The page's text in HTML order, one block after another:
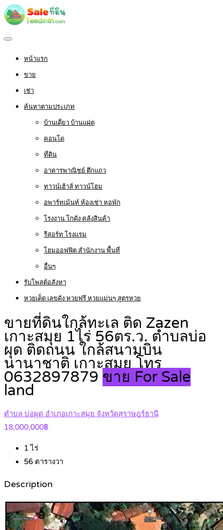
หน้าแรก
ขาย
เช่า
ค้นหาตามประเภท
บ้านเดี่ยว บ้านแฝด
คอนโด
ที่ดิน
อาคารพาณิชย์ ตึกแถว
ทาวน์เฮ้าส์ ทาวน์โฮม
อพาร์ทเม้นท์ ห้องเช่า หอพัก
โรงงาน โกดัง คลังสินค้า
รีสอร์ท โรงแรม
โฮมออฟฟิต สำนักงาน พื้นที่
อื่นๆ
รับโพสต์อสังหา
หวยเด็ด เลขดัง หวยฟรี หวยแม่นๆ สูตรหวย
ขายที่ดินใกล้ทะเล ติด Zazen
เกาะสมุย 1ไร่ 56ตร.ว. ตำบลบ่อ
ผุด ติดถนน ใกล้สนามบิน
นานาชาติ เกาะสมุย โทร
0632897879 ขาย For Sale
land
ตำบล บ่อผุด อำเภอเกาะสมุย จังหวัดสุราษฎร์ธานี
18,000,000฿
1 ไร่
56 ตารางวา
Description